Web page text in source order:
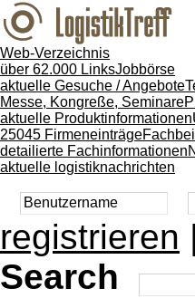
Web-Verzeichnis
über 62.000 LinksJobbörse
aktuelle Gesuche / Angebote
Messe, Kongreße, Seminare
aktuelle Produktinformationen
25045 Firmeneinträge
detailierte Fachinformationen
aktuelle logistiknachrichten
registrieren |
Search